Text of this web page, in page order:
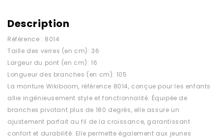
Description
Référence : 8014
Taille des verres (en cm): 36
Largeur du pont (en cm): 16
Longueur des branches (en cm): 105
La monture Wikiboom, référence 8014, conçue pour les enfants
allie ingénieusement style et fonctionnalité. Équipée de
branches pivotant plus de 180 degrés, elle assure un
ajustement parfait au fil de la croissance, garantissant
confort et durabilité. Elle permette également aux jeunes